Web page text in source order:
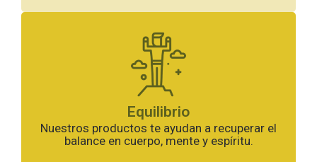
Equilibrio
Nuestros productos te ayudan a recuperar el
balance en cuerpo, mente y espíritu.